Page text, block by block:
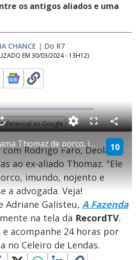
os antigos aliados e uma
CHANCE | Do R7
EM 30/03/2024 - 13H12)
no Google
P
l
a
y
Deolane chama Thomaz de porco, imundo e nojento | Última Chance 10
s
F
l
s
c
e
n
C
o
m
p
a
i
l
Rodrigo Faro, Deolane
ao ex-aliado Thomaz. "Ele
imundo, nojento e
a advogada. Veja!
Adriane Galisteu, A Fazenda
na tela da RecordTV.
e acompanhe 24 horas por
no Celeiro de Lendas.